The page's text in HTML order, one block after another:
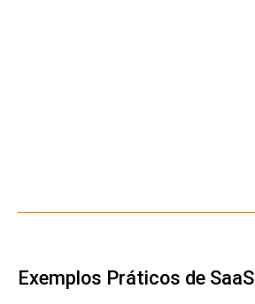
Exemplos Práticos de SaaS